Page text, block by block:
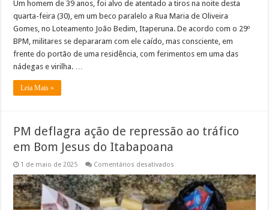
Um homem de 39 anos, foi alvo de atentado a tiros na noite desta
quarta-feira (30), em um beco paralelo a Rua Maria de Oliveira
Gomes, no Loteamento João Bedim, Itaperuna. De acordo com o 29º
BPM, militares se depararam com ele caído, mas consciente, em
frente do portão de uma residência, com ferimentos em uma das
nádegas e virilha. …
Leia Mais »
PM deflagra ação de repressão ao tráfico
em Bom Jesus do Itabapoana
1 de maio de 2025 Comentários desativados
deflagra
ação
de
repressão